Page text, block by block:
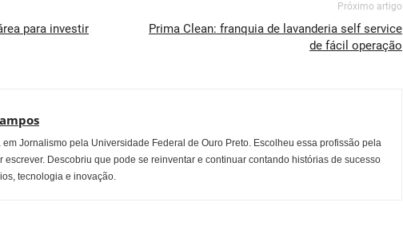
para investir
Próximo artigo
Prima Clean: franquia de lavanderia self service
de fácil operação
em Jornalismo pela Universidade Federal de Ouro Preto. Escolheu essa profissão pela
escrever. Descobriu que pode se reinventar e continuar contando histórias de sucesso
tecnologia e inovação.